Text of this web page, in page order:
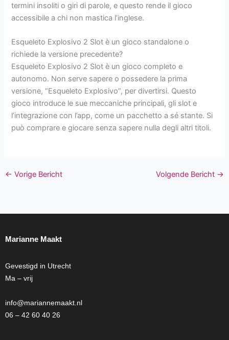
termini insoliti o giri di parole, e questo rende il gioco
accessibile a chi non mastica l’inglese.
Esqueleto Explosivo 2 Slot è un gioco standalone o
richiede la versione precedente?
Esqueleto Explosivo 2 Slot è un gioco completo e
autonomo. Non serve sapere o possedere la prima
versione, “Esqueleto Explosivo”, per divertirsi. Questo
gioco introduce le sue meccaniche principali, gli slot e
l’integrazione con l’app, come un pacchetto a sé stante. Si
può comprare e giocare senza sapere nulla degli altri titoli.
← Vorige Bericht Volgende Bericht →
Marianne Maakt
Gevestigd in Utrecht
Ma – vrij
info@mariannemaakt.nl
06 – 42 60 40 26